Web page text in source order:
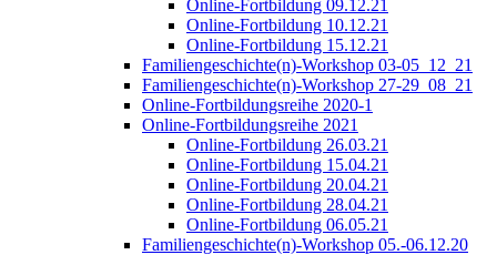
Online-Fortbildung 09.12.21
Online-Fortbildung 10.12.21
Online-Fortbildung 15.12.21
Familiengeschichte(n)-Workshop 03-05_12_21
Familiengeschichte(n)-Workshop 27-29_08_21
Online-Fortbildungsreihe 2020-1
Online-Fortbildungsreihe 2021
Online-Fortbildung 26.03.21
Online-Fortbildung 15.04.21
Online-Fortbildung 20.04.21
Online-Fortbildung 28.04.21
Online-Fortbildung 06.05.21
Familiengeschichte(n)-Workshop 05.-06.12.20